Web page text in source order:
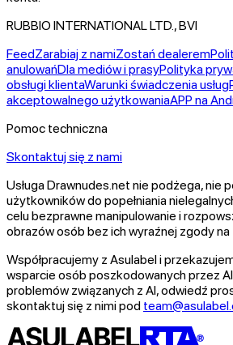
RUBBIO INTERNATIONAL LTD., BVI
FeedZarabiaj z namiZostań dealerem
anulowańDla mediów i prasyPolityka
obsługi klientaWarunki świadczenia usług
akceptowalnego użytkowaniaAPP na
Pomoc techniczna
Skontaktuj się z nami
Usługa Drawnudes.net nie podżega, nie
użytkowników do popełniania
celu bezprawne manipulowanie i
obrazów osób bez ich wyraźnej zgody na
Współpracujemy z Asulabel i
wsparcie osób poszkodowanych przez
problemów związanych z AI, odwiedź
skontaktuj się z nimi pod